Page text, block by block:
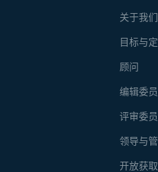
关于我们
目标与
顾问
编辑委
评审委
领导与
开放获